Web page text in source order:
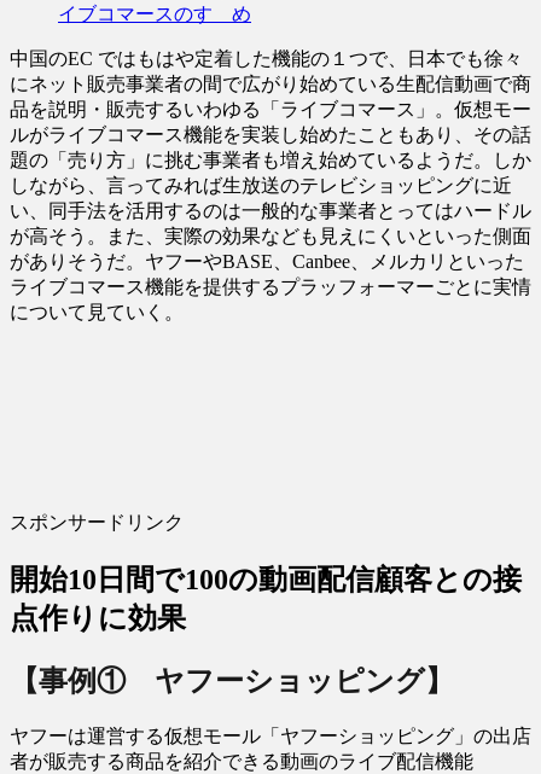
イブコマースのすゝめ
中国のEC ではもはや定着した機能の１つで、日本でも徐々
にネット販売事業者の間で広がり始めている生配信動画で商
品を説明・販売するいわゆる「ライブコマース」。仮想モー
ルがライブコマース機能を実装し始めたこともあり、その話
題の「売り方」に挑む事業者も増え始めているようだ。しか
しながら、言ってみれば生放送のテレビショッピングに近
い、同手法を活用するのは一般的な事業者とってはハードル
が高そう。また、実際の効果なども見えにくいといった側面
がありそうだ。ヤフーやBASE、Canbee、メルカリといった
ライブコマース機能を提供するプラッフォーマーごとに実情
について見ていく。
スポンサードリンク
開始10日間で100の動画配信顧客との接
点作りに効果
【事例① ヤフーショッピング】
ヤフーは運営する仮想モール「ヤフーショッピング」の出店
者が販売する商品を紹介できる動画のライブ配信機能